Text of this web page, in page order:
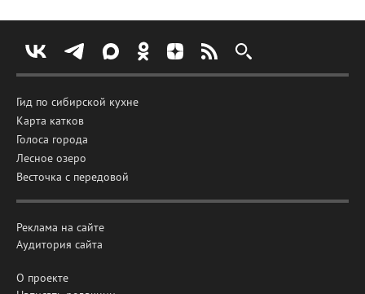
Гид по сибирской кухне
Карта катков
Голоса города
Лесное озеро
Весточка с передовой
Реклама на сайте
Аудитория сайта
О проекте